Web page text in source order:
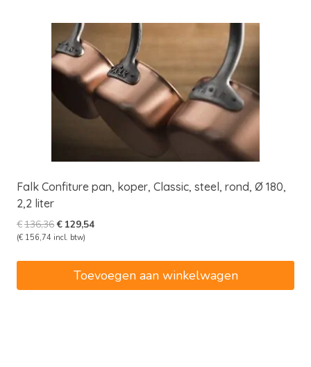
Falk Confiture pan, koper, Classic, steel, rond, Ø 180,
2,2 liter
€136,36Oorspronkelijke
prijs
€136,36.
€ 129,54Huidige
(€ 156,74 incl. btw)
Toevoegen aan winkelwagen